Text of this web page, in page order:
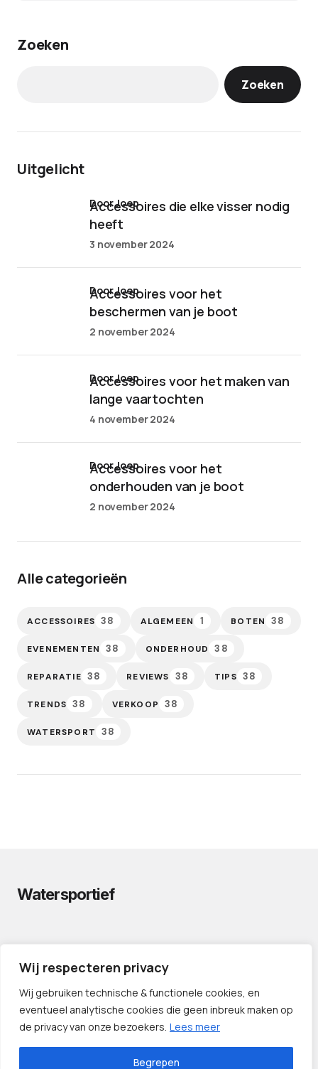
Wij respecteren privacy
Wij gebruiken technische & functionele cookies, en
eventueel analytische cookies die geen inbreuk maken op
de privacy van onze bezoekers. Lees meer
Begrepen
Zoeken
Zoeken
Uitgelicht
Accessoires die elke visser nodig
heeft
door Joep
3 november 2024
Accessoires voor het
beschermen van je boot
door Joep
2 november 2024
Accessoires voor het maken van
lange vaartochten
door Joep
4 november 2024
Accessoires voor het
onderhouden van je boot
door Joep
2 november 2024
Alle categorieën
ACCESSOIRES 38 ALGEMEEN 1 BOTEN 38
EVENEMENTEN 38 ONDERHOUD 38
REPARATIE 38 REVIEWS 38 TIPS 38
TRENDS 38 VERKOOP 38
WATERSPORT 38
Watersportief
CONTACT